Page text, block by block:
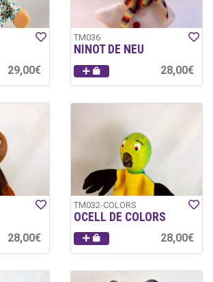
29,00€
TM036
NINOT DE NEU
28,00€
28,00€
TM032-COLORS
OCELL DE COLORS
28,00€